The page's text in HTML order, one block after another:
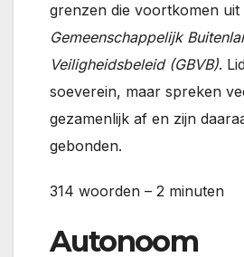
grenzen die voortkomen uit
Gemeenschappelijk
Veiligheidsbeleid (GBVB).
soeverein, maar spreken
gezamenlijk af en zijn
gebonden.
314 woorden – 2 minuten
Autonoom